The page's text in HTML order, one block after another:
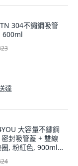
304不鏽鋼吸管
600ml
達
大容量不鏽鋼
封吸管蓋 + 雙線
, 粉紅色, 900ml,